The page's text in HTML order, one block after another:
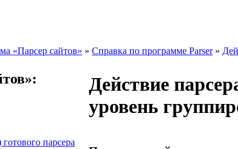
«Парсер сайтов» » Справка по программе Parser»
парсера
Действие
уровень